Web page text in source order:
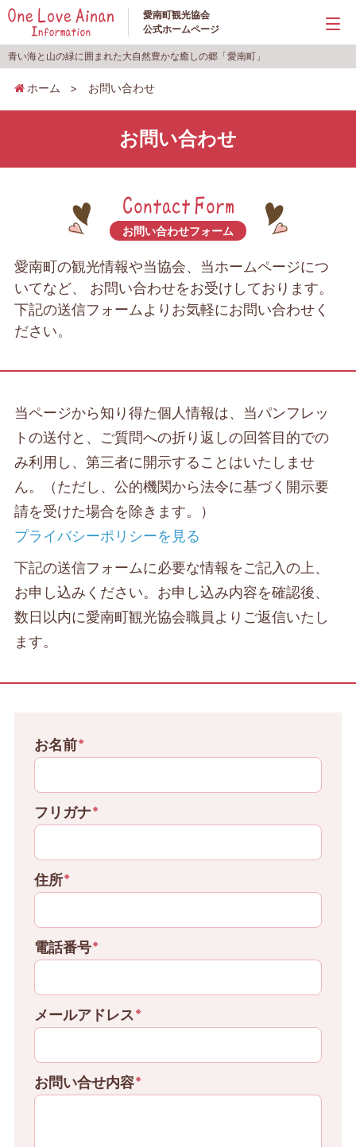
愛南町観光協会
公式ホームページ
青い海と山の緑に囲まれた大自然豊かな癒しの郷「愛南町」
ホーム > お問い合わせ
お問い合わせ
お問い合わせフォーム
愛南町の観光情報や当協会、当ホームページにつ
いてなど、
お問い合わせをお受けしております。
下記の送信フォームよりお気軽にお問い合わせく
ださい。
当ページから知り得た個人情報は、当パンフレッ
トの送付と、ご質問への折り返しの回答目的での
み利用し、第三者に開示することはいたしませ
ん。（ただし、公的機関から法令に基づく開示要
請を受けた場合を除きます。）
プライバシーポリシーを見る
下記の送信フォームに必要な情報をご記入の上、
お申し込みください。お申し込み内容を確認後、
数日以内に愛南町観光協会職員よりご返信いたし
ます。
お名前※
フリガナ※
住所※
電話番号※
メールアドレス ※
お問い合せ内容※